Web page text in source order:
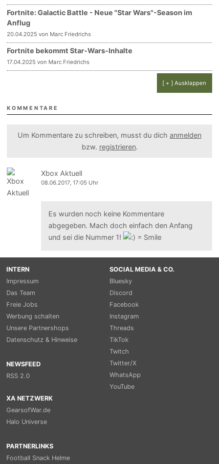
Fortnite: Galactic Battle - Neue "Star Wars"-Season im
Anflug
20.04.2025 von Marc Friedrichs
Fortnite bekommt Star-Wars-Inhalte
17.04.2025 von Marc Friedrichs
[ + ] Ausklappen
KOMMENTARE
Um Kommentare zu schreiben, musst du dich anmelden
bzw. registrieren.
Xbox Aktuell
08.06.2017, 17:05 Uhr
Es wurden noch keine Kommentare
abgegeben. Mach doch einfach den Anfang
und sei die Nummer 1!
INTERN
Impressum
Das Team
Freie Jobs
Werbung schalten
Unsere Partnershops
Datenschutz & Hinweise
NEWSFEED
RSS 2.0
SOCIAL MEDIA & CO.
Bluesky
Discord
Facebook
Instagram
Threads
TikTok
Twitch
Twitter/X
WhatsApp
YouTube
XA NETZWERK
GearsofWar.de
Halo Universe
PARTNERLINKS
Football Snack Helme